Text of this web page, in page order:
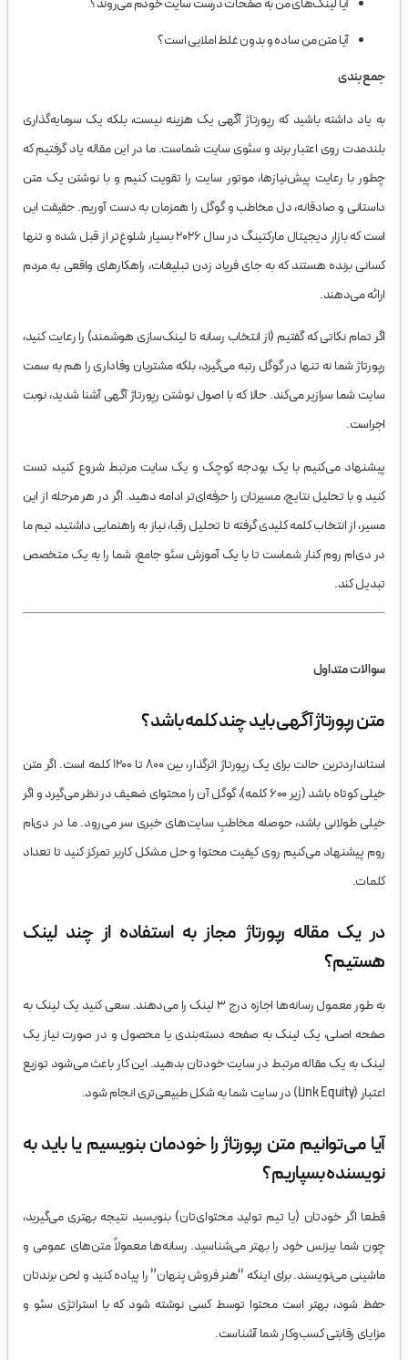
آیا لینک‌های من به صفحات درست سایت خودم می‌روند؟
آیا متن من ساده و بدون غلط املایی است؟
جمع‌بندی
به یاد داشته باشید که رپورتاژ آگهی یک هزینه نیست، بلکه یک سرمایه‌گذاری
بلندمدت روی اعتبار برند و سئوی سایت شماست. ما در این مقاله یاد گرفتیم که
چطور با رعایت پیش‌نیازها، موتور سایت را تقویت کنیم و با نوشتن یک متن
داستانی و صادقانه، دل مخاطب و گوگل را همزمان به دست آوریم. حقیقت این
است که بازار دیجیتال مارکتینگ در سال ۲۰۲۶ بسیار شلوغ‌تر از قبل شده و تنها
کسانی برنده هستند که به جای فریاد زدن تبلیغات، راهکارهای واقعی به مردم
ارائه می‌دهند.
اگر تمام نکاتی که گفتیم (از انتخاب رسانه تا لینک‌سازی هوشمند) را رعایت کنید،
رپورتاژ شما نه تنها در گوگل رتبه می‌گیرد، بلکه مشتریان وفاداری را هم به سمت
سایت شما سرازیر می‌کند. حالا که با اصول نوشتن رپورتاژ آگهی آشنا شدید، نوبت
اجراست.
پیشنهاد می‌کنیم با یک بودجه کوچک و یک سایت مرتبط شروع کنید، تست
کنید و با تحلیل نتایج، مسیرتان را حرفه‌ای‌تر ادامه دهید. اگر در هر مرحله از این
مسیر، از انتخاب کلمه کلیدی گرفته تا تحلیل رقبا، نیاز به راهنمایی داشتید، تیم ما
در دی‌ام روم کنار شماست تا با یک آموزش سئو جامع، شما را به یک متخصص
تبدیل کند.
سوالات متداول
متن رپورتاژ آگهی باید چند کلمه باشد؟
استانداردترین حالت برای یک رپورتاژ اثرگذار، بین ۸۰۰ تا ۱۲۰۰ کلمه است. اگر متن
خیلی کوتاه باشد (زیر ۶۰۰ کلمه)، گوگل آن را محتوای ضعیف در نظر می‌گیرد و اگر
خیلی طولانی باشد، حوصله مخاطبِ سایت‌های خبری سر می‌رود. ما در دی‌ام
روم پیشنهاد می‌کنیم روی کیفیت محتوا و حل مشکل کاربر تمرکز کنید تا تعداد
کلمات.
در یک مقاله رپورتاژ مجاز به استفاده از چند لینک
هستیم؟
به طور معمول رسانه‌ها اجازه درج ۳ لینک را می‌دهند. سعی کنید یک لینک به
صفحه اصلی، یک لینک به صفحه دسته‌بندی یا محصول و در صورت نیاز یک
لینک به یک مقاله مرتبط در سایت خودتان بدهید. این کار باعث می‌شود توزیع
اعتبار (Link Equity) در سایت شما به شکل طبیعی‌تری انجام شود.
آیا می‌توانیم متن رپورتاژ را خودمان بنویسیم یا باید به
نویسنده بسپاریم؟
قطعا اگر خودتان (یا تیم تولید محتوای‌تان) بنویسید نتیجه بهتری می‌گیرید،
چون شما بیزنس خود را بهتر می‌شناسید. رسانه‌ها معمولاً متن‌های عمومی و
ماشینی می‌نویسند. برای اینکه “هنر فروش پنهان” را پیاده کنید و لحن برندتان
حفظ شود، بهتر است محتوا توسط کسی نوشته شود که با استراتژی سئو و
مزایای رقابتی کسب‌وکار شما آشناست.